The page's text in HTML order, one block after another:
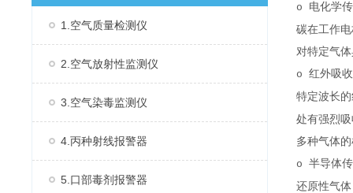
1.空气质量检测仪
2.空气放射性监测仪
3.空气染毒监测仪
4.丙种射线报警器
5.口部毒剂报警器
o 电化学
碳在工作
对特定气
o 红外吸
特定波长
处有强烈
多种气体
o 半导体
还原性气